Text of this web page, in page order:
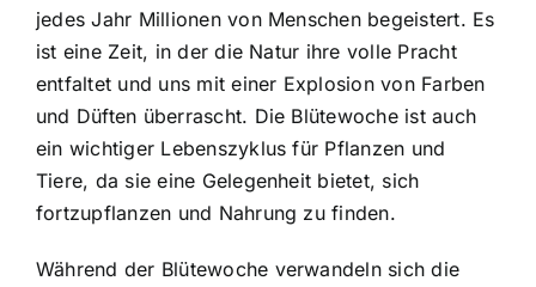
jedes Jahr Millionen von Menschen begeistert. Es
ist eine Zeit, in der die Natur ihre volle Pracht
entfaltet und uns mit einer Explosion von Farben
und Düften überrascht. Die Blütewoche ist auch
ein wichtiger Lebenszyklus für Pflanzen und
Tiere, da sie eine Gelegenheit bietet, sich
fortzupflanzen und Nahrung zu finden.
Während der Blütewoche verwandeln sich die